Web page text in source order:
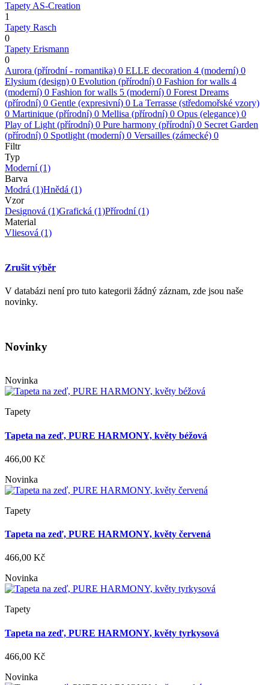
Tapety AS-Creation
1
Tapety Rasch
0
Tapety Erismann
0
Aurora (přírodní - romantika) 0 ELLE decoration 4 (moderní) 0
Elysium (design) 0 Evolution (přírodní) 0 Fashion for walls 4
(moderní) 0 Fashion for walls 5 (moderní) 0 Forest Dreams
(přírodní) 0 Gentle (expresivní) 0 La Terrasse (středomořské vzory)
0 Martinique (přírodní) 0 Mellisa (přírodní) 0 Opus (elegance) 0
Play of Light (přírodní) 0 Pure harmony (přírodní) 0 Secret Garden
(přírodní) 0 Spotlight (moderní) 0 Versailles (zámecké) 0
Filtr
Typ
Moderní(1)
Barva
Modrá (1)Hnědá (1)
Vzor
Designová (1)Grafická (1)Přírodní(1)
Material
Vliesová (1)
Zrušit výběr
V databázi není pro tuto kategorii žádný záznam, zde jsou naše
novinky.
Novinky
Novinka
Tapety
Tapeta na zeď, PURE HARMONY, květy béžová
466,00 Kč
Novinka
Tapety
Tapeta na zeď, PURE HARMONY, květy červená
466,00 Kč
Novinka
Tapety
Tapeta na zeď, PURE HARMONY, květy tyrkysová
466,00 Kč
Novinka